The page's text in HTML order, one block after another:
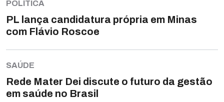
POLÍTICA
PL lança candidatura própria em Minas
com Flávio Roscoe
SAÚDE
Rede Mater Dei discute o futuro da gestão
em saúde no Brasil